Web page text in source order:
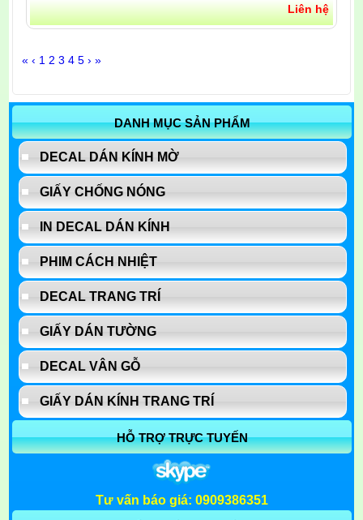
Liên hệ
« ‹ 1 2 3 4 5 › »
DANH MỤC SẢN PHẨM
DECAL DÁN KÍNH MỜ
GIẤY CHỐNG NÓNG
IN DECAL DÁN KÍNH
PHIM CÁCH NHIỆT
DECAL TRANG TRÍ
GIẤY DÁN TƯỜNG
DECAL VÂN GỖ
GIẤY DÁN KÍNH TRANG TRÍ
HỖ TRỢ TRỰC TUYẾN
Tư vấn báo giá: 0909386351